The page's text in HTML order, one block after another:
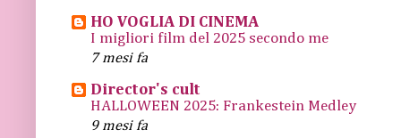
HO VOGLIA DI CINEMA
I migliori film del 2025 secondo me
7 mesi fa
Director's cult
HALLOWEEN 2025: Frankestein Medley
9 mesi fa